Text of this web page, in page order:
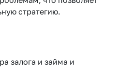
стратегию.
залога и займа и